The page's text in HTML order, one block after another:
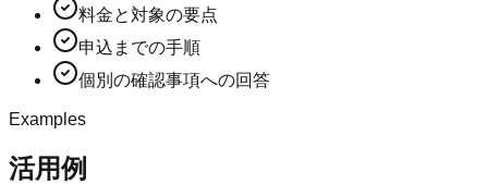
料金と対象の要点
申込までの手順
個別の確認事項への回答
Examples
活用例